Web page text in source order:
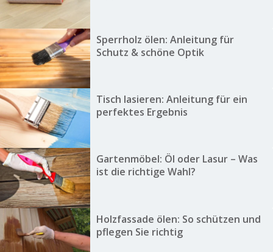
Sperrholz ölen: Anleitung für
Schutz & schöne Optik
Tisch lasieren: Anleitung für ein
perfektes Ergebnis
Gartenmöbel: Öl oder Lasur – Was
ist die richtige Wahl?
Holzfassade ölen: So schützen und
pflegen Sie richtig